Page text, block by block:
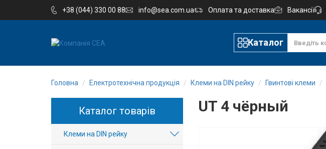
+38 (044) 330 00 88 info@sea.com.ua Оплата та доставка Вакансії
Каталог
Компанія
Виробництво
Головна Електротехнічна продукція Клеми на DIN рейку Гвинтові клеми
UT 4 чёрный
Каталог товарів
Клеми на DIN рейку